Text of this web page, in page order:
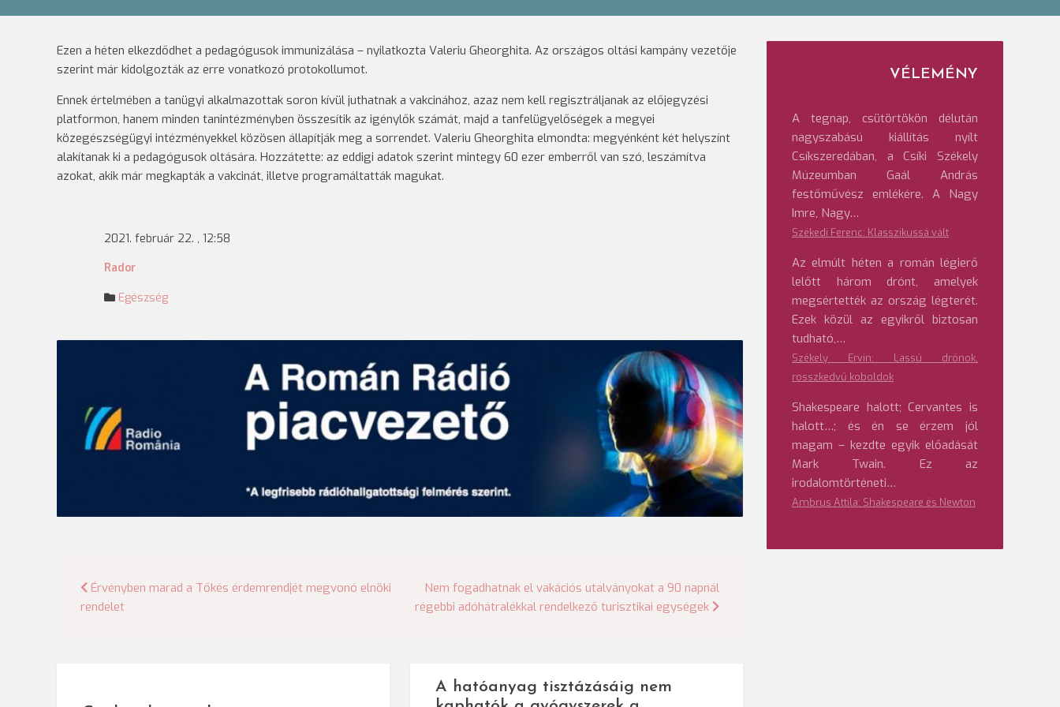
Ezen a héten elkezdődhet a pedagógusok immunizálása – nyilatkozta Valeriu Gheorghita. Az országos oltási kampány vezetője
szerint már kidolgozták az erre vonatkozó protokollumot.
Ennek értelmében a tanügyi alkalmazottak soron kívül juthatnak a vakcinához, azaz nem kell regisztráljanak az előjegyzési
platformon, hanem minden tanintézményben összesítik az igénylők számát, majd a tanfelügyelőségek a megyei
közegészségügyi intézményekkel közösen állapítják meg a sorrendet. Valeriu Gheorghita elmondta: megyénként két helyszínt
alakítanak ki a pedagógusok oltására. Hozzátette: az eddigi adatok szerint mintegy 60 ezer emberről van szó, leszámítva
azokat, akik már megkapták a vakcinát, illetve programáltatták magukat.
2021. február 22. , 12:58
Rador
Egészség
Bejegyzés
Érvényben marad a Tőkés érdemrendjét megvonó elnöki
rendelet
Nem fogadhatnak el vakációs utalványokat a 90 napnál
régebbi adóhátralékkal rendelkező turisztikai egységek
A hatóanyag tisztázásáig nem
VÉLEMÉNY
A tegnap, csütörtökön délután
nagyszabású kiállítás nyílt
Csíkszeredában, a Csíki Székely
Múzeumban Gaál András
festőművész emlékére. A Nagy
Imre, Nagy…
Székedi Ferenc: Klasszikussá vált
Az elmúlt héten a román légierő
lelőtt három drónt, amelyek
megsértették az ország légterét.
Ezek közül az egyikről biztosan
tudható,…
Székely Ervin: Lassú drónok,
rosszkedvű koboldok
Shakespeare halott; Cervantes is
halott…; és én se érzem jól
magam – kezdte egyik előadását
Mark Twain. Ez az
irodalomtörténeti…
Ambrus Attila: Shakespeare és Newton